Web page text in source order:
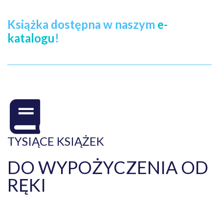
Książka dostępna w naszym e-
katalogu!
TYSIĄCE KSIĄŻEK
DO WYPOŻYCZENIA OD
RĘKI